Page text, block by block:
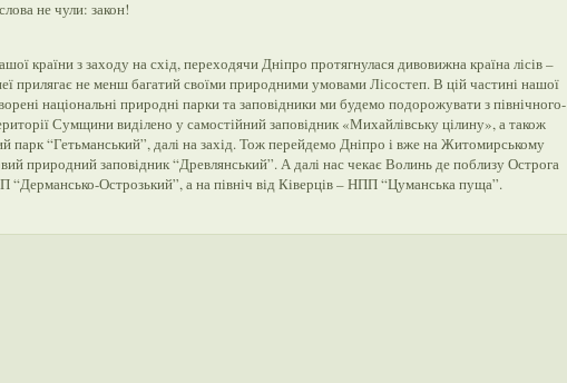
не чули: закон!
країни з заходу на схід, переходячи Дніпро протягнулася дивовижна країна лісів –
прилягає не менш багатий своїми природними умовами Лісостеп. В цій частині нашої
національні природні парки та заповідники ми будемо подорожувати з північного-
Сумщини виділено у самостійний заповідник «Михайлівську цілину», а також
парк “Гетьманський”, далі на захід. Тож перейдемо Дніпро і вже на Житомирському
природний заповідник “Древлянський”. А далі нас чекає Волинь де поблизу Острога
“Дермансько-Острозький”, а на північ від Ківерців – НПП “Цуманська пуща”.